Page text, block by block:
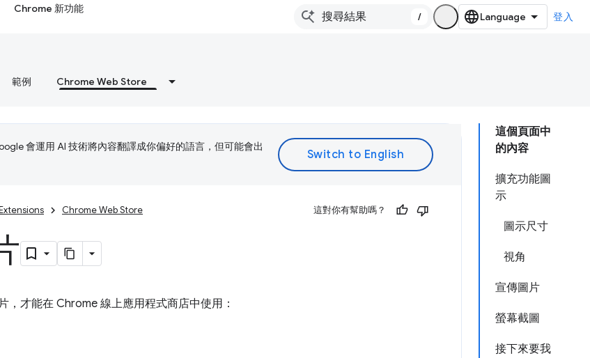
Chrome 新功能
/ 登入
範例 Chrome Web Store
這個頁面中
的內容
擴充功能圖
示
圖示尺寸
視角
宣傳圖片
螢幕截圖
接下來要我
會運用 AI 技術將內容翻譯成你偏好的語言，但可能會出
Chrome Web Store 這對你有幫助嗎？
，才能在 Chrome 線上應用程式商店中使用：